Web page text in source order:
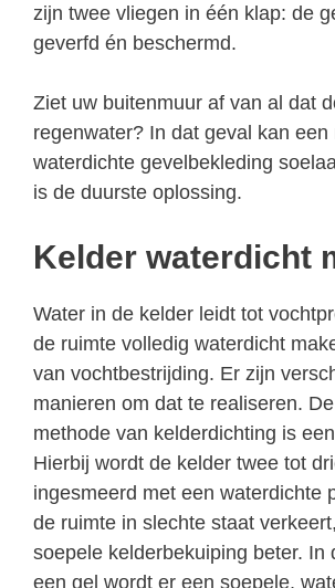
zijn twee vliegen in één klap: de
geverfd én beschermd.
Ziet uw buitenmuur af van al dat
regenwater? In dat geval kan een
waterdichte gevelbekleding
is de duurste oplossing.
Kelder waterdicht
Water in de kelder leidt tot
de ruimte volledig waterdicht
van vochtbestrijding. Er zijn
manieren om dat te realiseren.
methode van kelderdichting is
Hierbij wordt de kelder twee tot
ingesmeerd met een waterdichte
de ruimte in slechte staat
soepele kelderbekuiping beter. In
een gel wordt er een soepele,